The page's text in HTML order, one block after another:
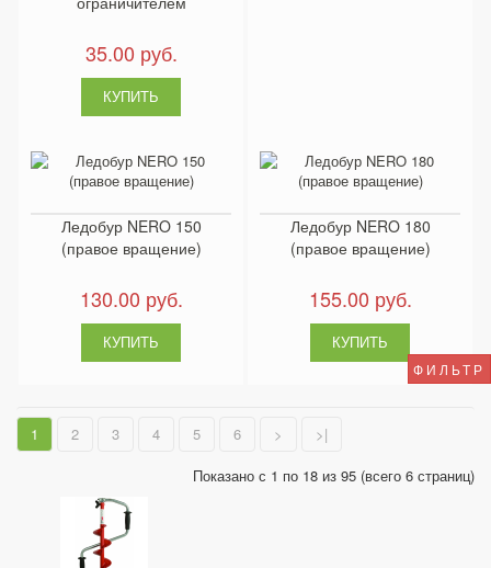
ФИЛЬТР
35.00 руб.
Ледобур NERO 150
(правое вращение)
130.00 руб.
Ледобур NERO 180
(правое вращение)
155.00 руб.
1 2 3 4 5 6 >
>|
Показано с 1 по 18 из 95 (всего 6 страниц)